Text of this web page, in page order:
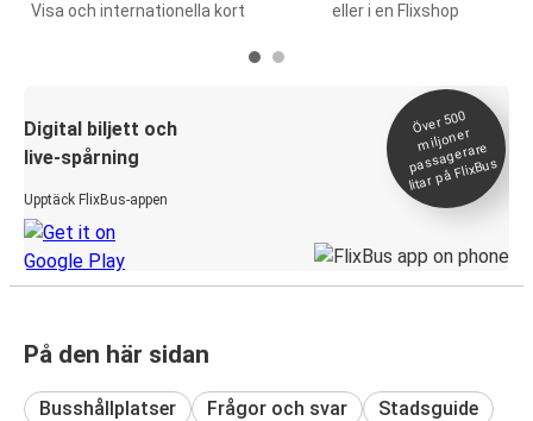
Visa och internationella kort
eller i en Flixshop
Digital biljett och
live-spårning
Upptäck FlixBus-appen
Över 500
miljoner
passagerare
litar på FlixBus
På den här sidan
Busshållplatser Frågor och svar Stadsguide